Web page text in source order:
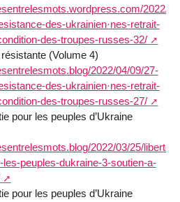
2022/
des-ukrainien·nes-retrait-
des-troupes-russes-32/
(Volume 4)
2022/04/09/27-
des-ukrainien·nes-retrait-
des-troupes-russes-27/
pour les peuples d’Ukraine
2022/03/25/liberte-
peuples-dukraine-3-soutien-a-
pour les peuples d’Ukraine